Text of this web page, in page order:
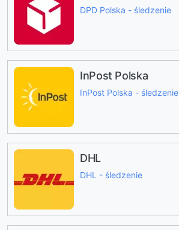
DPD Polska - śledzenie
InPost Polska
InPost Polska - śledzenie
DHL
DHL - śledzenie